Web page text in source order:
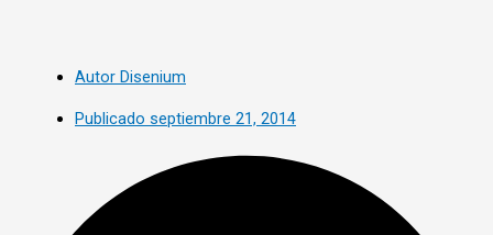
Autor Disenium
Publicado septiembre 21, 2014